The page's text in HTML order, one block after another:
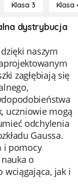
Klasa 3 Klasa
dystrybucja
naszym
zagłębiają się
uczniowie mogą
odchylenia
Gaussa.
i pomocy
o
wciągająca, jak i